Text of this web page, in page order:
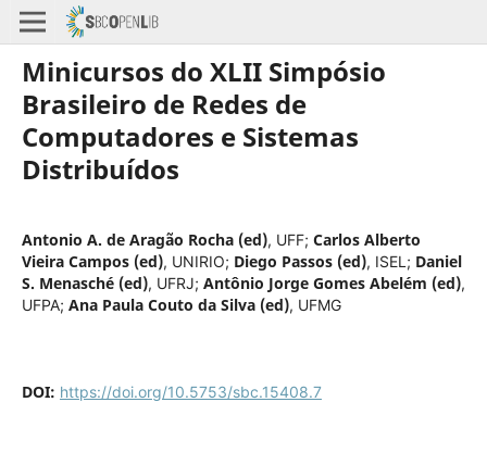
Minicursos do XLII Simpósio
Brasileiro de Redes de
Computadores e Sistemas
Distribuídos
Antonio A. de Aragão Rocha (ed), UFF; Carlos Alberto
Vieira Campos (ed), UNIRIO; Diego Passos (ed), ISEL ; Daniel
S. Menasché (ed), UFRJ; Antônio Jorge Gomes Abelém (ed),
UFPA; Ana Paula Couto da Silva (ed), UFMG
DOI: https://doi.org/10.5753/sbc.15408.7